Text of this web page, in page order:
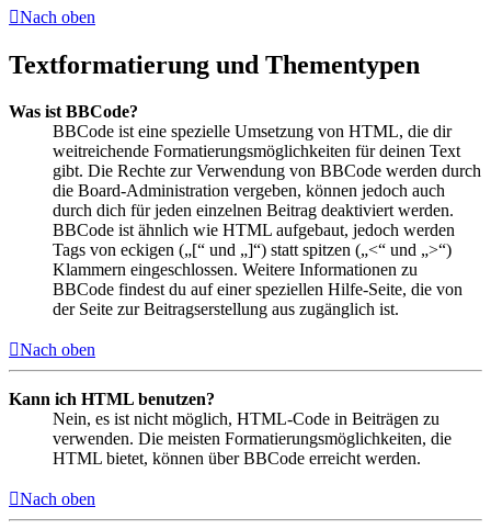
Nach oben
Textformatierung und Thementypen
Was ist BBCode?
BBCode ist eine spezielle Umsetzung von HTML, die dir
weitreichende Formatierungsmöglichkeiten für deinen Text
gibt. Die Rechte zur Verwendung von BBCode werden durch
die Board-Administration vergeben, können jedoch auch
durch dich für jeden einzelnen Beitrag deaktiviert werden.
BBCode ist ähnlich wie HTML aufgebaut, jedoch werden
Tags von eckigen („[“ und „]“) statt spitzen („<“ und „>“)
Klammern eingeschlossen. Weitere Informationen zu
BBCode findest du auf einer speziellen Hilfe-Seite, die von
der Seite zur Beitragserstellung aus zugänglich ist.
Nach oben
Kann ich HTML benutzen?
Nein, es ist nicht möglich, HTML-Code in Beiträgen zu
verwenden. Die meisten Formatierungsmöglichkeiten, die
HTML bietet, können über BBCode erreicht werden.
Nach oben